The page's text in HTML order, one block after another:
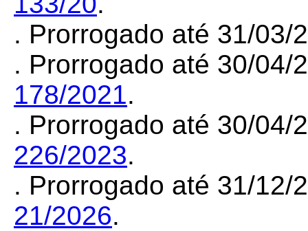
. Prorrogado até 31/03/
. Prorrogado até 30/04/
178/2021.
. Prorrogado até 30/04/
226/2023.
. Prorrogado até 31/12/
21/2026.